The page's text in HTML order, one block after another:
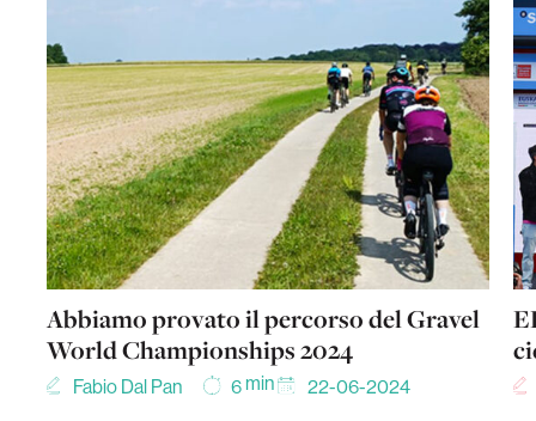
Abbiamo provato il percorso del Gravel
World Championships 2024
Fabio Dal Pan 6min 22-06-2024